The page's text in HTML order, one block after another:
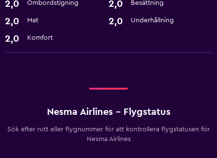
2,0 Ombordstigning 2,0 Besättning
2,0 Mat 2,0 Underhållning
2,0 Komfort
Nesma Airlines - Flygstatus
Sök efter rutt eller flygnummer för att kontrollera flygstatusen för
Nesma Airlines